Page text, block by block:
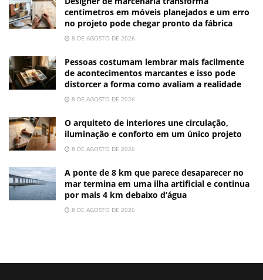
centímetros em móveis planejados e um erro
no projeto pode chegar pronto da fábrica
8 DE AGOSTO DE 2026
Pessoas costumam lembrar mais facilmente
de acontecimentos marcantes e isso pode
distorcer a forma como avaliam a realidade
8 DE AGOSTO DE 2026
O arquiteto de interiores une circulação,
iluminação e conforto em um único projeto
8 DE AGOSTO DE 2026
A ponte de 8 km que parece desaparecer no
mar termina em uma ilha artificial e continua
por mais 4 km debaixo d’água
8 DE AGOSTO DE 2026